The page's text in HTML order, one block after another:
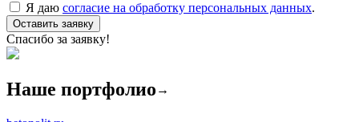
Я даю согласие на обработку персональных данных.
Оставить заявку
Спасибо за заявку!
Наше портфолио →